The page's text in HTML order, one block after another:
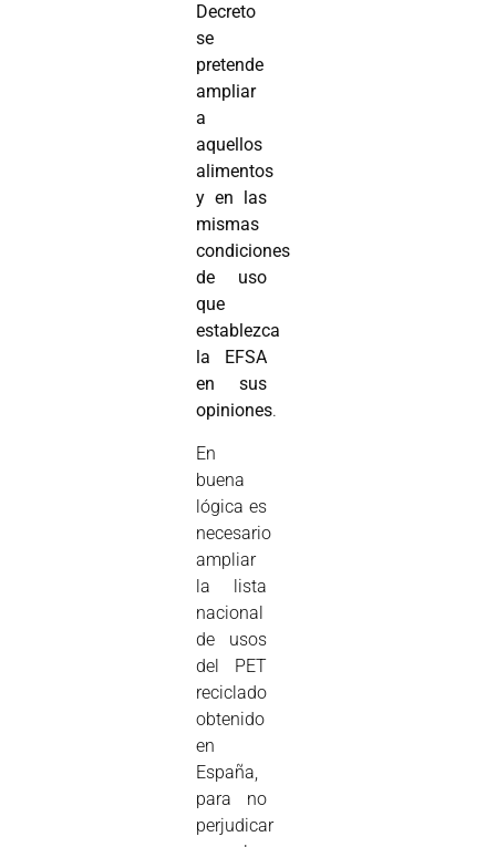
Decreto
se
pretende
ampliar
a
aquellos
alimentos
y en las
mismas
condiciones
de uso
que
establezca
la EFSA
en sus
opiniones.
En
buena
lógica es
necesario
ampliar
la lista
nacional
de usos
del PET
reciclado
obtenido
en
España,
para no
perjudicar